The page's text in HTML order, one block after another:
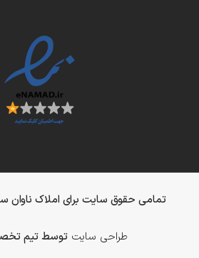
تمامی حقوق سایت برای املاک
طراحی سایتتوسط تیم